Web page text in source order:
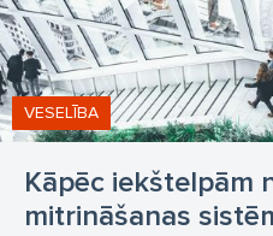
Kāpēc iekštelpām
mitrināšanas
VESELĪBA